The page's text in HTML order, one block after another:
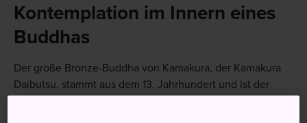
Kontemplation im Innern eines
Buddhas
Der große Bronze-Buddha von Kamakura, der Kamakura
Daibutsu, stammt aus dem 13. Jahrhundert und ist der